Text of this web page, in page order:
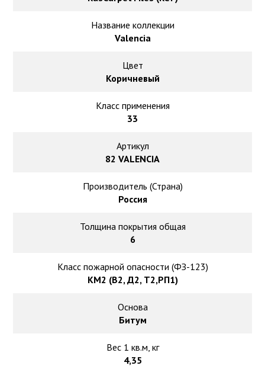
Ковролин под теплый пол
Название коллекции
Valencia
Цвет
Коричневый
Класс применения
33
Артикул
82 VALENCIA
Производитель (Страна)
Россия
Толщина покрытия общая
6
Класс пожарной опасности (ФЗ-123)
КМ2 (В2, Д2, Т2,РП1)
Основа
Битум
Вес 1 кв.м, кг
4,35